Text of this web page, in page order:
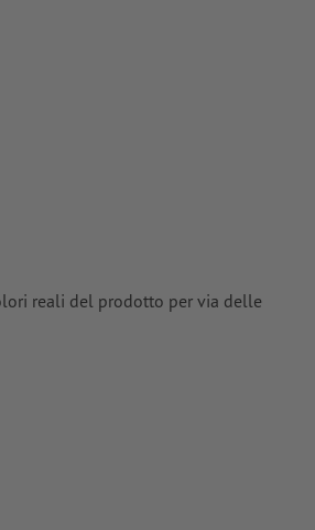
reali del prodotto per via delle